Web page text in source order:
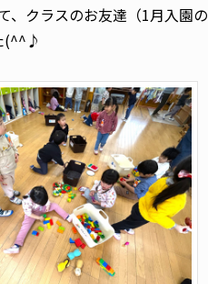
、クラスのお友達（1月入園
(^^♪